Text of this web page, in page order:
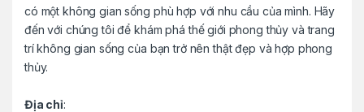
có một không gian sống phù hợp với nhu cầu của mình. Hãy
đến với chúng tôi để khám phá thế giới phong thủy và trang
trí không gian sống của bạn trở nên thật đẹp và hợp phong
thủy.
Địa chỉ: